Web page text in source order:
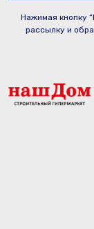
Нажимая кнопку
рассылку и